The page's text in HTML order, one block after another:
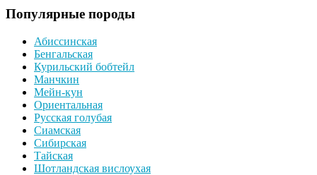
Популярные породы
Абиссинская
Бенгальская
Курильский бобтейл
Манчкин
Мейн-кун
Ориентальная
Русская голубая
Сиамская
Сибирская
Тайская
Шотландская вислоухая